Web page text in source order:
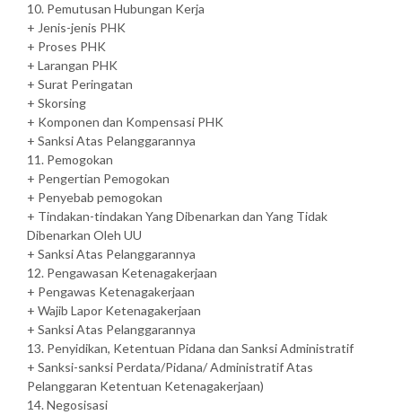
10. Pemutusan Hubungan Kerja
+ Jenis-jenis PHK
+ Proses PHK
+ Larangan PHK
+ Surat Peringatan
+ Skorsing
+ Komponen dan Kompensasi PHK
+ Sanksi Atas Pelanggarannya
11. Pemogokan
+ Pengertian Pemogokan
+ Penyebab pemogokan
+ Tindakan-tindakan Yang Dibenarkan dan Yang Tidak
Dibenarkan Oleh UU
+ Sanksi Atas Pelanggarannya
12. Pengawasan Ketenagakerjaan
+ Pengawas Ketenagakerjaan
+ Wajib Lapor Ketenagakerjaan
+ Sanksi Atas Pelanggarannya
13. Penyidikan, Ketentuan Pidana dan Sanksi Administratif
+ Sanksi-sanksi Perdata/Pidana/ Administratif Atas
Pelanggaran Ketentuan Ketenagakerjaan)
14. Negosisasi